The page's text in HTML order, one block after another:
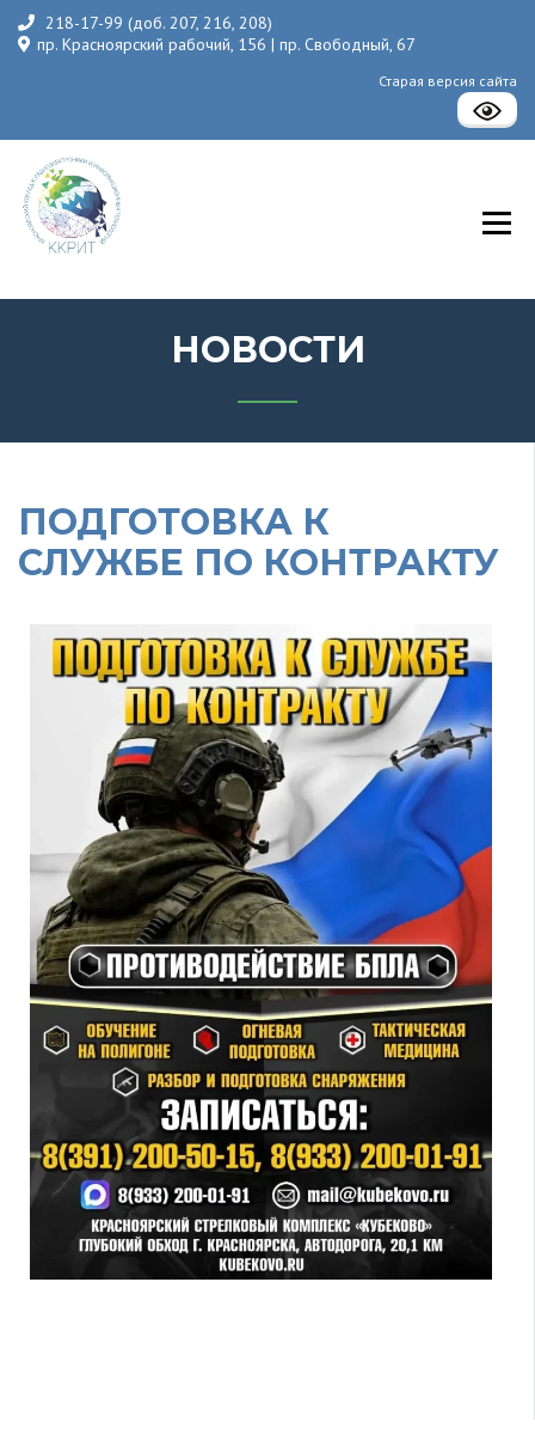
218-17-99 (доб. 207, 216, 208)
пр. Красноярский рабочий, 156 | пр. Свободный, 67
Старая версия сайта
НОВОСТИ
ПОДГОТОВКА К
СЛУЖБЕ ПО КОНТРАКТУ